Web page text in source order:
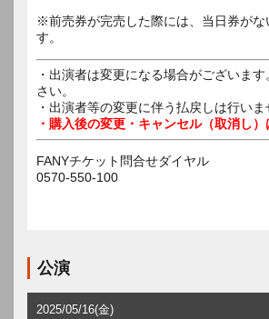
※前売券が完売した際には、当日券がな
す。
・出演者は変更になる場合がございま
さい。
・出演者等の変更に伴う払戻しは行いま
・購入後の変更・キャンセル（取消し）
FANYチケット問合せダイヤル
0570-550-100
公演
2025/05/16(金)